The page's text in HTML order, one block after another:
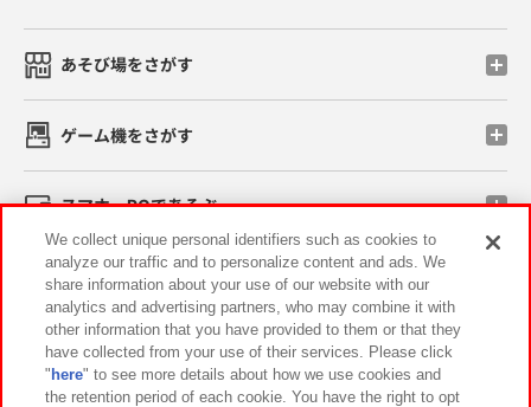
あそび場をさがす
ゲーム機をさがす
スマホ・PCであそぶ
イベント・キャンペーン
関連会社 サステナビリティ サイトポリシー
We collect unique personal identifiers such as cookies to
analyze our traffic and to personalize content and ads. We
share information about your use of our website with our
analytics and advertising partners, who may combine it with
other information that you have provided to them or that they
have collected from your use of their services. Please click
" here" to see more details about how we use cookies and
the retention period of each cookie. You have the right to opt